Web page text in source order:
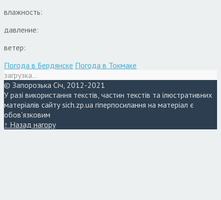
влажность:
давление:
ветер:
Погода в Бердянске Погода в Токмаке
загрузка...
© Запорозька Січ, 2012-2021
У разі використання текстів, частин текстів та ілюстративних
матеріалів сайту sich.zp.ua гіперпосилання на матеріал є
обов'язковим
↑ Назад нагору